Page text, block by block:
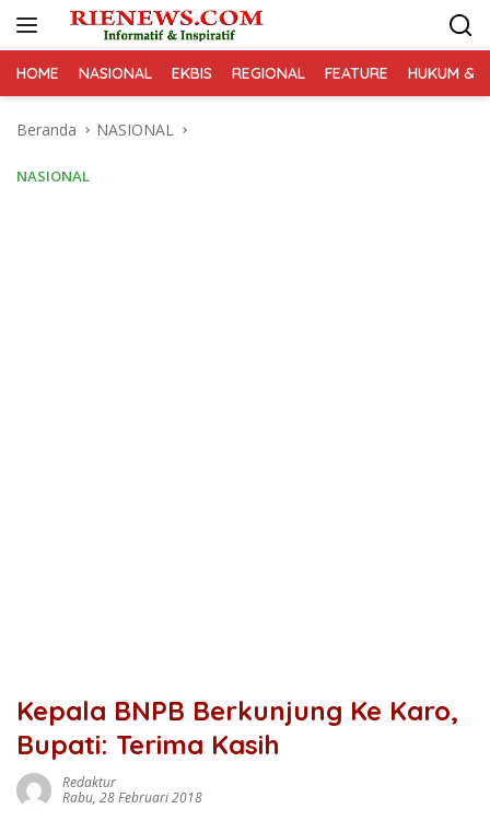
HOME NASIONAL EKBIS REGIONAL FEATURE HUKUM &
Beranda NASIONAL
NASIONAL
Kepala BNPB Berkunjung Ke Karo,
Bupati: Terima Kasih
Redaktur
Rabu, 28 Februari 2018